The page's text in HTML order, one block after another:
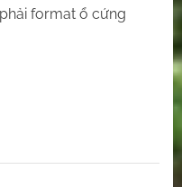
into
format ổ cứng